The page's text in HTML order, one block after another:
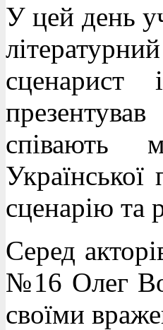
У цей день
сценарист
співають
сценарію та
Серед
№16 Олег
своїми